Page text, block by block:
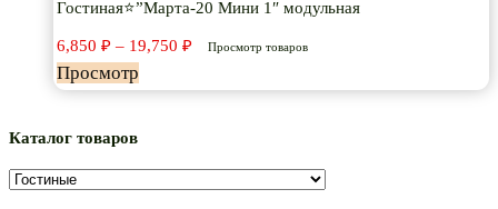
Гостиная⭐”Марта-20 Мини 1″ модульная
6,850 ₽ – 19,750 ₽ цен:
–
Просмотр товаров
Просмотр
Каталог товаров